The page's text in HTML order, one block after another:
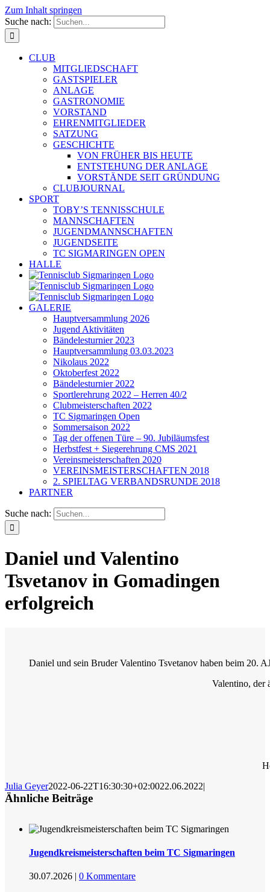
Zum Inhalt springen
Suche nach:
CLUB
MITGLIEDSCHAFT
GASTSPIELER
ANLAGE
GASTRONOMIE
VORSTAND
EHRENMITGLIEDER
SATZUNG
GESCHICHTE
VON FRÜHER BIS HEUTE
ENTSTEHUNG DER ANLAGE
VORSTÄNDE SEIT GRÜNDUNG
CLUBJOURNAL
SPORT
TOBY’S TENNISSCHULE
MANNSCHAFTEN
JUGENDMANNSCHAFTEN
JUGENDSEITE
TC SIGMARINGEN OPEN
HALLE
GALERIE
Hauptversammlung 2026
Jugend Aktivitäten
Bändelesturnier 2023
Hauptversammlung 03.03.2023
Nikolaus 2022
Oktoberfest 2022
Bändelesturnier 2022
Sportlerehrung 2022 – Herren 40/2
Clubmeisterschaften 2022
TC Sigmaringen Open
Sommersaison 2022
Tag der offenen Türe – 90. Jubiläumsfest
Herbstfest + Siegerehrung CMS 2021
Vereinsmeisterschaften 2020
VEREINSMEISTERSCHAFTEN 2018
2. SPIELTAG VERBANDSRUNDE 2018
PARTNER
Suche nach:
Daniel und Valentino
Tsvetanov in Gomadingen
erfolgreich
Daniel und sein Bruder Valentino Tsvetanov haben beim 20.
Valentino, der
Julia Geyer2022-06-22T16:30:30+02:0022.06.2022|
Ähnliche Beiträge
Jugendkreismeisterschaften beim TC Sigmaringen
30.07.2026 | 0 Kommentare